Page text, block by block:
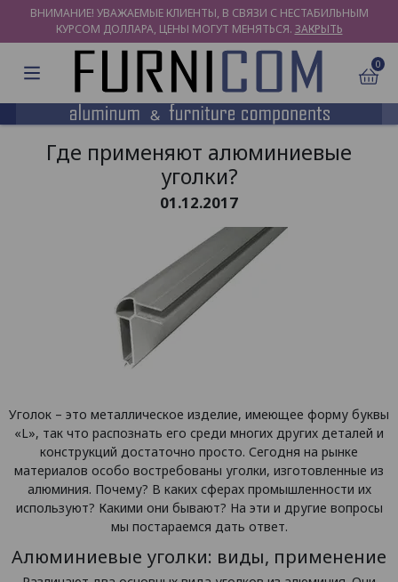
ВНИМАНИЕ! УВАЖАЕМЫЕ КЛИЕНТЫ, В СВЯЗИ С НЕСТАБИЛЬНЫМ
КУРСОМ ДОЛЛАРА, ЦЕНЫ МОГУТ МЕНЯТЬСЯ. ЗАКРЫТЬ
0
Где применяют алюминиевые
уголки?
01.12.2017
Уголок – это металлическое изделие, имеющее форму буквы
«L», так что распознать его среди многих других деталей и
конструкций достаточно просто. Сегодня на рынке
материалов особо востребованы уголки, изготовленные из
алюминия. Почему? В каких сферах промышленности их
используют? Какими они бывают? На эти и другие вопросы
мы постараемся дать ответ.
Алюминиевые уголки: виды, применение